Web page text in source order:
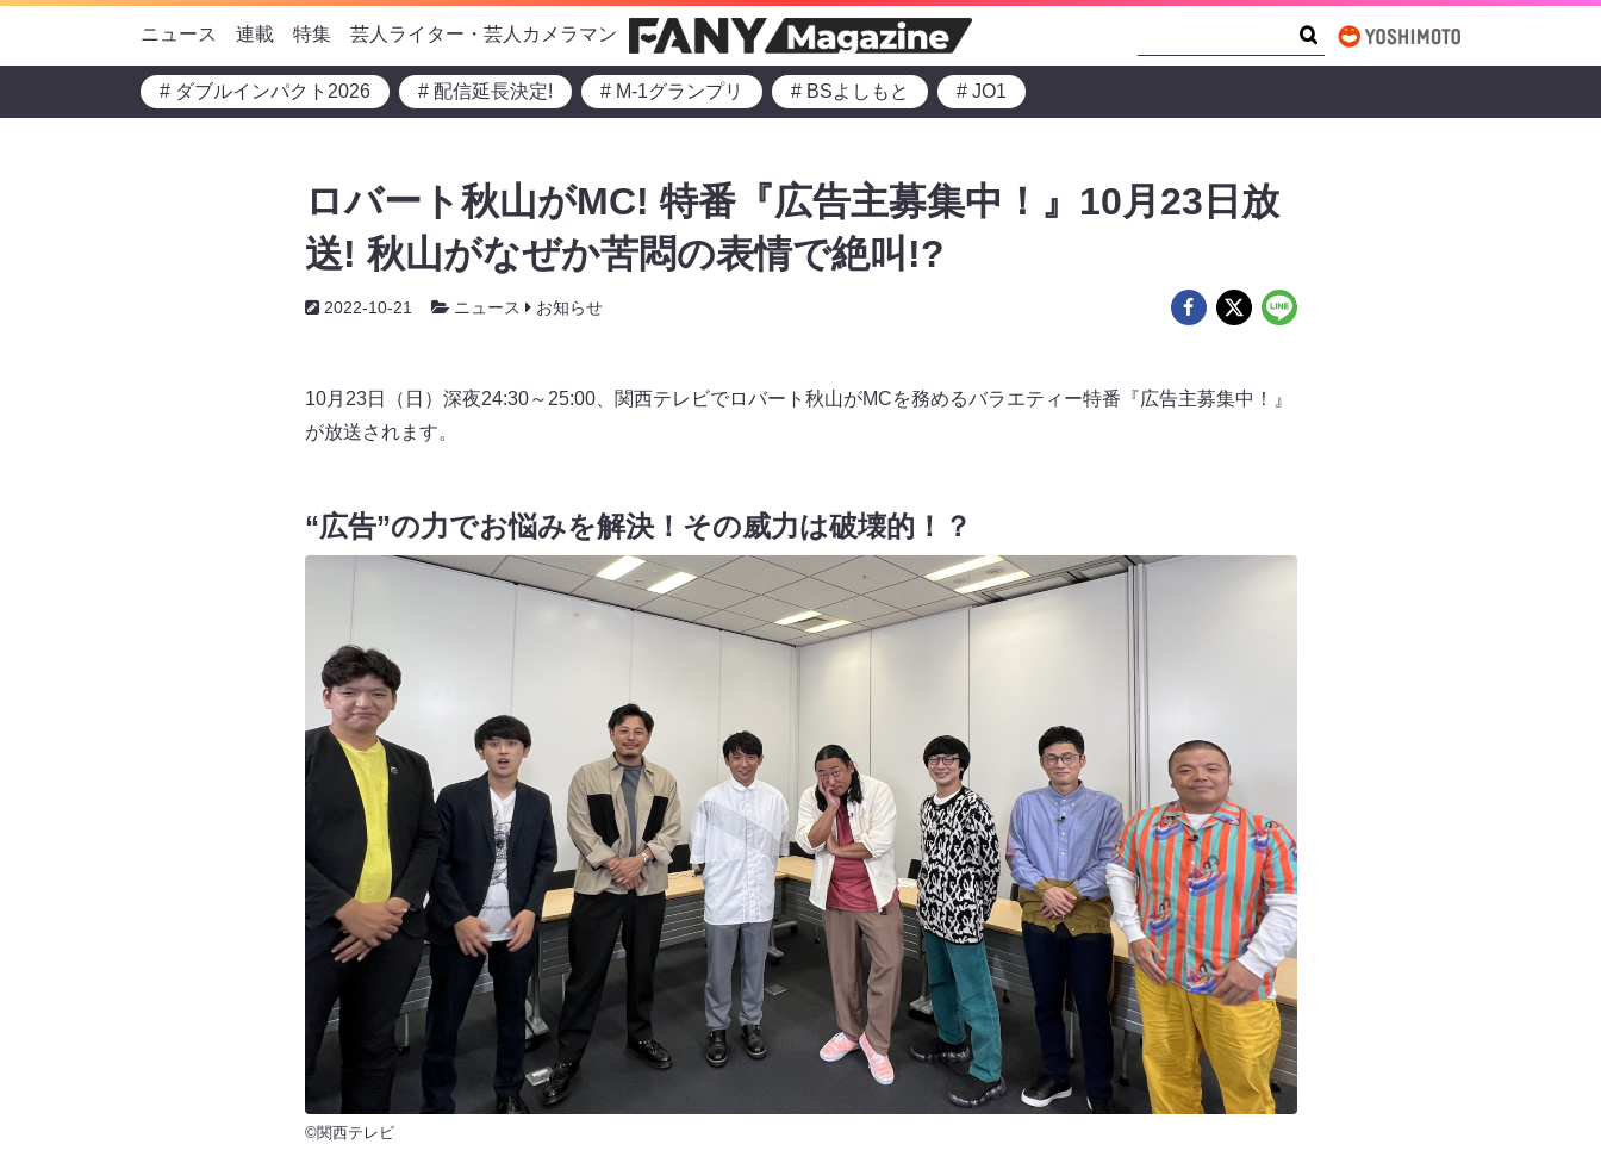
ニュース 連載 特集 芸人ライター・芸人カメラマン
# ダブルインパクト2026 # 配信延長決定! # M-1グランプリ # BSよしもと # JO1
ロバート秋山がMC! 特番『広告主募集中！』10月23日放
送! 秋山がなぜか苦悶の表情で絶叫!?
2022-10-21 ニュース お知らせ
10月23日（日）深夜24:30～25:00、関西テレビでロバート秋山がMCを務めるバラエティー特番『広告主募集中！』
が放送されます。
“広告”の力でお悩みを解決！その威力は破壊的！？
©関西テレビ